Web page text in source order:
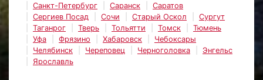
Санкт-Петербург
Саранск
Саратов
Сергиев Посад
Сочи Старый Оскол
Сургут
Таганрог
Тверь Тольятти Томск
Тюмень
Уфа
Фрязино Хабаровск
Чебоксары
Челябинск
Череповец Черноголовка
Энгельс
Ярославль